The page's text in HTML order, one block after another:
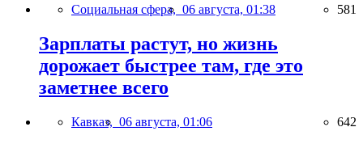
Социальная сфера, 06 августа, 01:38 581
Зарплаты растут, но жизнь
дорожает быстрее там, где это
заметнее всего
Кавказ, 06 августа, 01:06 642